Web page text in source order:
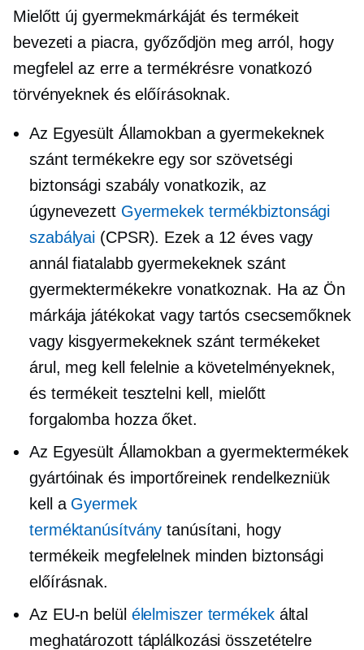
Mielőtt új gyermekmárkáját és termékeit
bevezeti a piacra, győződjön meg arról, hogy
megfelel az erre a termékrésre vonatkozó
törvényeknek és előírásoknak.
Az Egyesült Államokban a gyermekeknek
szánt termékekre egy sor szövetségi
biztonsági szabály vonatkozik, az
úgynevezett Gyermekek termékbiztonsági
szabályai (CPSR). Ezek a 12 éves vagy
annál fiatalabb gyermekeknek szánt
gyermektermékekre vonatkoznak. Ha az Ön
márkája játékokat vagy tartós csecsemőknek
vagy kisgyermekeknek szánt termékeket
árul, meg kell felelnie a követelményeknek,
és termékeit tesztelni kell, mielőtt
forgalomba hozza őket.
Az Egyesült Államokban a gyermektermékek
gyártóinak és importőreinek rendelkezniük
kell a Gyermek
terméktanúsítvány tanúsítani, hogy
termékeik megfelelnek minden biztonsági
előírásnak.
Az EU-n belül élelmiszer termékekáltal
meghatározott táplálkozási összetételre